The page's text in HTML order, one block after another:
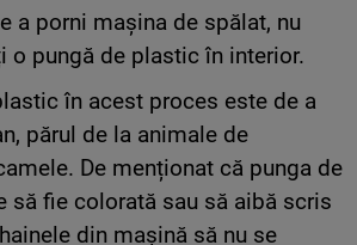
a porni mașina de spălat, nu
o pungă de plastic în interior.
în acest proces este de a
părul de la animale de
De menționat că punga de
să fie colorată sau să aibă scris
din mașină să nu se